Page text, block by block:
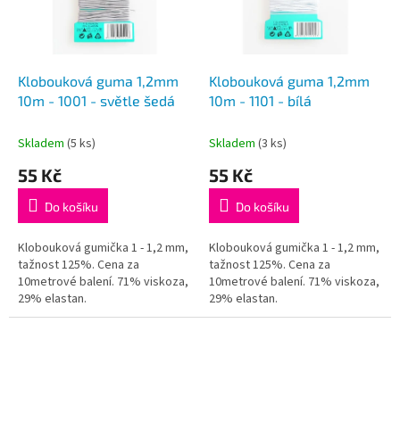
Klobouková guma 1,2mm
10m - 1001 - světle šedá
Skladem (5 ks)
55 Kč
Do košíku
Klobouková gumička 1 - 1,2 mm,
tažnost 125%. Cena za
10metrové balení. 71% viskoza,
29% elastan.
Klobouková guma 1,2mm
10m - 1101 - bílá
Skladem (3 ks)
55 Kč
Do košíku
Klobouková gumička 1 - 1,2 mm,
tažnost 125%. Cena za
10metrové balení. 71% viskoza,
29% elastan.